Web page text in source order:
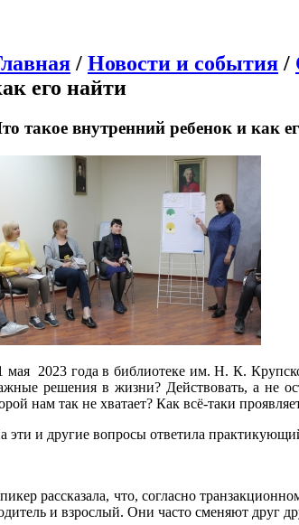
/ Новости и события /
его найти
такое внутренний ребенок и как
мая 2023 года в библиотеке им. Н. К.
решения в жизни? Действовать, а не
нам так не хватает? Как всё-таки
эти и другие вопросы ответила
рассказала, что, согласно
и взрослый. Они часто сменяют друг